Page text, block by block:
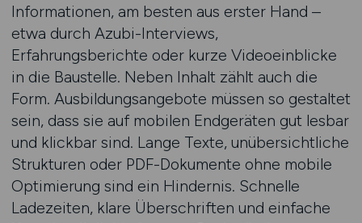
Informationen, am besten aus erster Hand –
etwa durch Azubi-Interviews,
Erfahrungsberichte oder kurze Videoeinblicke
in die Baustelle. Neben Inhalt zählt auch die
Form. Ausbildungsangebote müssen so gestaltet
sein, dass sie auf mobilen Endgeräten gut lesbar
und klickbar sind. Lange Texte, unübersichtliche
Strukturen oder PDF-Dokumente ohne mobile
Optimierung sind ein Hindernis. Schnelle
Ladezeiten, klare Überschriften und einfache